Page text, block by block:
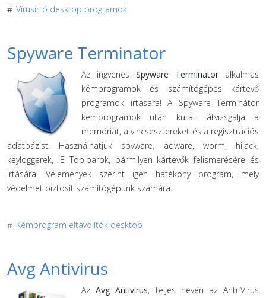
# Vírusirtó desktop programok
Spyware Terminator
Az ingyenes Spyware Terminator alkalmas
kémprogramok és számítógépes kártevő
programok irtására! A Spyware Terminátor
kémprogramok után kutat: átvizsgálja a
memóriát, a vincsesztereket és a regisztrációs
adatbázist. Használhatjuk spyware, adware, worm, hijack,
keyloggerek, IE Toolbarok, bármilyen kártevők felismerésére és
irtására. Vélemények szerint igen hatékony program, mely
védelmet biztosít számítógépünk számára.
# Kémprogram eltávolítók desktop
Avg Antivirus
AzAvg Antivirus, teljes nevén az Anti-Virus